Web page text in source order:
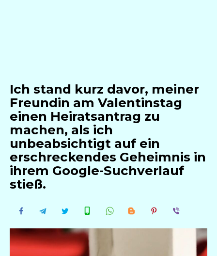
Ich stand kurz davor, meiner
Freundin am Valentinstag
einen Heiratsantrag zu
machen, als ich
unbeabsichtigt auf ein
erschreckendes Geheimnis in
ihrem Google-Suchverlauf
stieß.